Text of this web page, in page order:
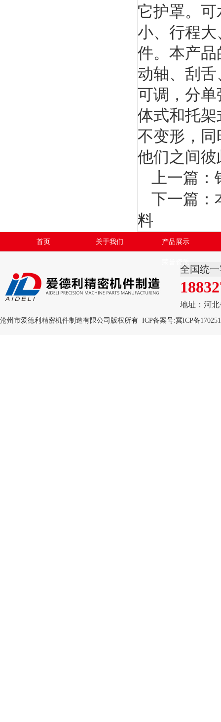
它护罩。
小、行程
件。本产
动轴、刮
可调，分
体式和托
不变形，
他们之间
上一篇：
下一篇：
料
首页 关于我们 产品展示
全国统
地址：河
沧州市爱德利精密机件制造有限公司版权所有 ICP备案号:冀ICP备